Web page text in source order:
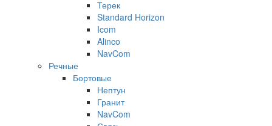
Терек
Standard Horizon
Icom
Alinco
NavCom
Речные
Бортовые
Нептун
Гранит
NavCom